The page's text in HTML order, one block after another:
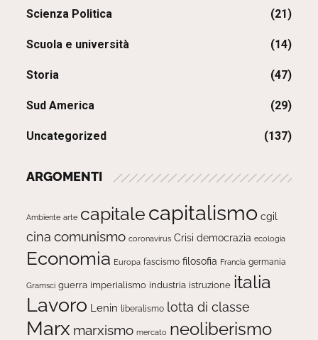
Scienza Politica (21)
Scuola e università (14)
Storia (47)
Sud America (29)
Uncategorized (137)
ARGOMENTI
Ambiente arte capitale capitalismo cgil
cina comunismo coronavirus Crisi democrazia ecologia
Economia Europa fascismo filosofia Francia germania
Gramsci guerra imperialismo industria istruzione italia
Lavoro Lenin liberalismo lotta di classe
Marx marxismo mercato neoliberismo